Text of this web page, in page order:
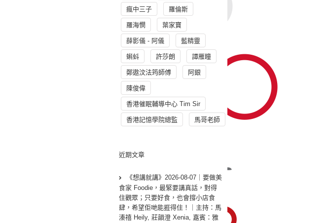
瘋中三子 羅倫斯
羅海憫 葉家寶
薛影儀 - 阿儀 藍精靈
蝌蚪 許莎朗 譚雁瞳
鄭遨汶法筠師傅 阿銀
陳俊偉
香港催眠輔導中心 Tim Sir
香港記憶學院總監 馬哥老師
近期文章
《想講就講》2026-08-07｜要做美
食家 Foodie，最緊要講真話，對得
住觀眾；只要好食，也會撐小店食
肆，希望佢哋能捱得住！｜主持：馬
溱禧 Heily, 莊韻澄 Xenia, 嘉賓：雅